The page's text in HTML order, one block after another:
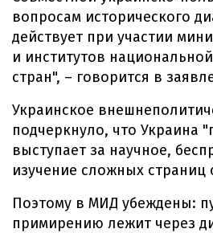
вопросам исторического
действует при участии
и институтов
стран", – говорится в
Украинское
подчеркнуло, что Украина
выступает за научное,
изучение сложных страниц
Поэтому в МИД убеждены:
примирению лежит через